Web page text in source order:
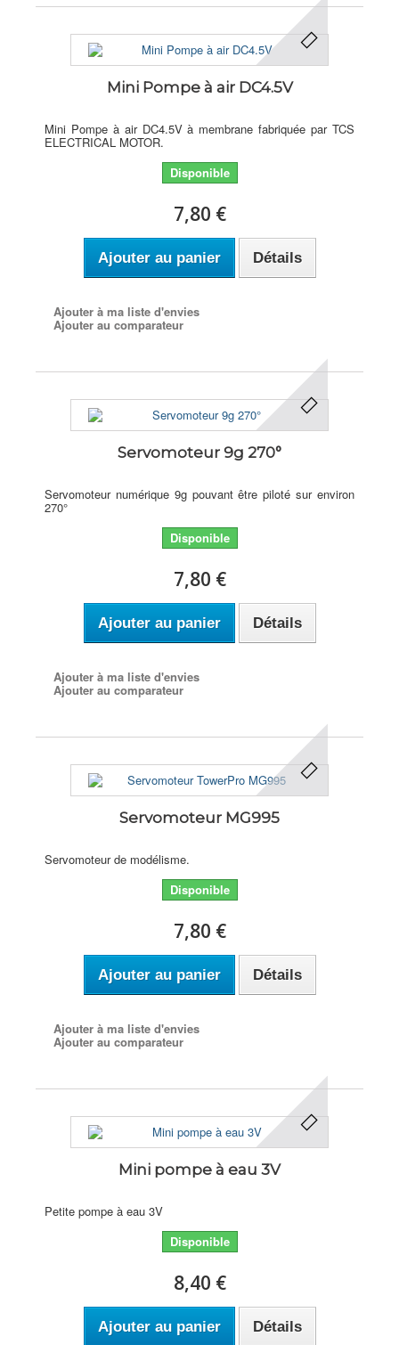
Mini Pompe à air DC4.5V
Mini Pompe à air DC4.5V à membrane fabriquée par TCS
ELECTRICAL MOTOR.
Disponible
7,80 €
Ajouter au panier Détails
Ajouter à ma liste d'envies
Ajouter au comparateur
Servomoteur 9g 270°
Servomoteur numérique 9g pouvant être piloté sur environ
270°
Disponible
7,80 €
Ajouter au panier Détails
Ajouter à ma liste d'envies
Ajouter au comparateur
Servomoteur MG995
Servomoteur de modélisme.
Disponible
7,80 €
Ajouter au panier Détails
Ajouter à ma liste d'envies
Ajouter au comparateur
Mini pompe à eau 3V
Petite pompe à eau 3V
Disponible
8,40 €
Ajouter au panier Détails